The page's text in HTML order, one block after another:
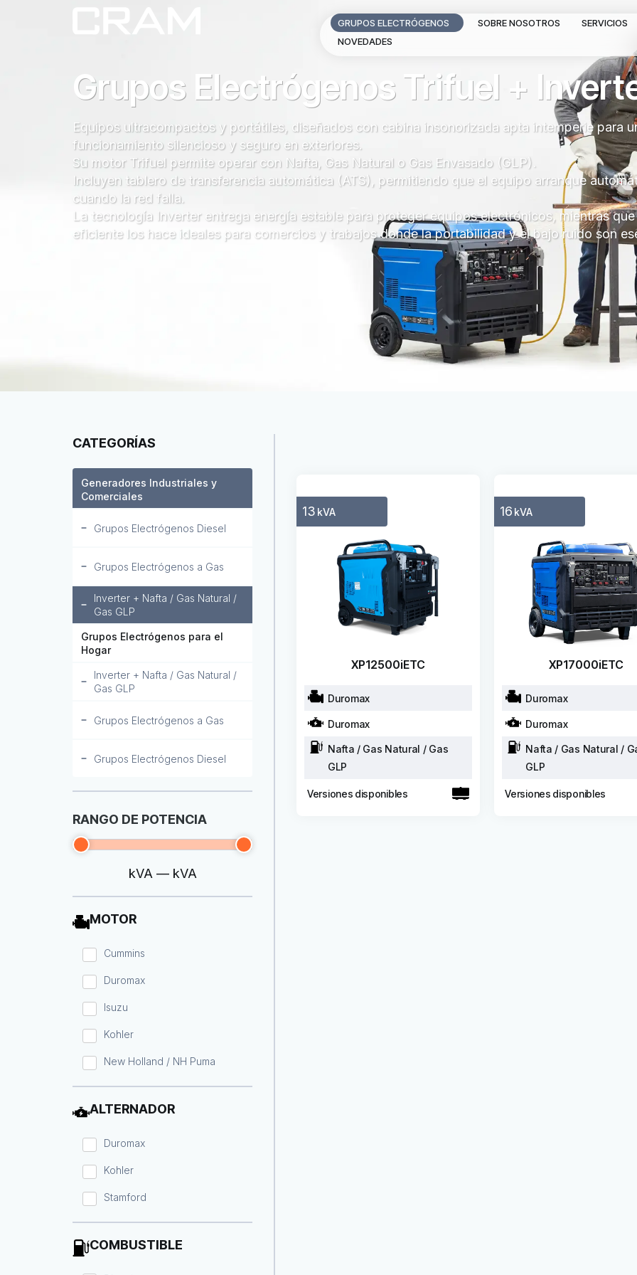
GRUPOS ELECTRÓGENOS SOBRE NOSOTROS
SERVICIOS
NOVEDADES
Grupos Electrógenos Trifuel +
Equipos ultracompactos y portátiles, diseñados con cabina insonorizada apta intemperiepara
funcionamiento silencioso y seguro en exteriores.
Su motor Trifuel permite operar con Nafta, Gas Natural o Gas Envasado (GLP)
Incluyen tablero de transferencia automática (ATS) , permitiendo que el equipo arranque
cuando la red falla.
La tecnología Inverterentrega energía estable para proteger equipos electrónicos, mientras
eficiente los hace ideales para comercios y trabajos donde la portabilidad y el bajo ruido son
CATEGORÍAS
Generadores Industriales y
Comerciales
Grupos Electrógenos Diesel
Grupos Electrógenos a Gas
Inverter + Nafta / Gas Natural /
Gas GLP
Grupos Electrógenos para el
Hogar
Inverter + Nafta / Gas Natural /
Gas GLP
Grupos Electrógenos a Gas
Grupos Electrógenos Diesel
RANGO DE POTENCIA
kVA — kVA
MOTOR
Cummins
Duromax
Isuzu
Kohler
New Holland / NH Puma
ALTERNADOR
Duromax
Kohler
Stamford
COMBUSTIBLE
13 kVA
XP12500iETC
Duromax
Duromax
Nafta / Gas Natural / Gas
GLP
Versiones disponibles
16 kVA
XP17000iETC
Duromax
Duromax
Nafta / Gas Natural /
GLP
Versiones disponibles